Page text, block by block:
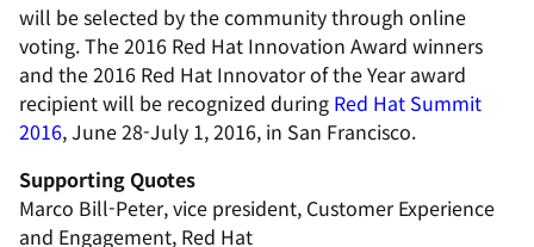
will be selected by the community through online
voting. The 2016 Red Hat Innovation Award winners
and the 2016 Red Hat Innovator of the Year award
recipient will be recognized during Red Hat Summit
2016, June 28-July 1, 2016, in San Francisco.
Supporting Quotes
Marco Bill-Peter, vice president, Customer Experience
and Engagement, Red Hat